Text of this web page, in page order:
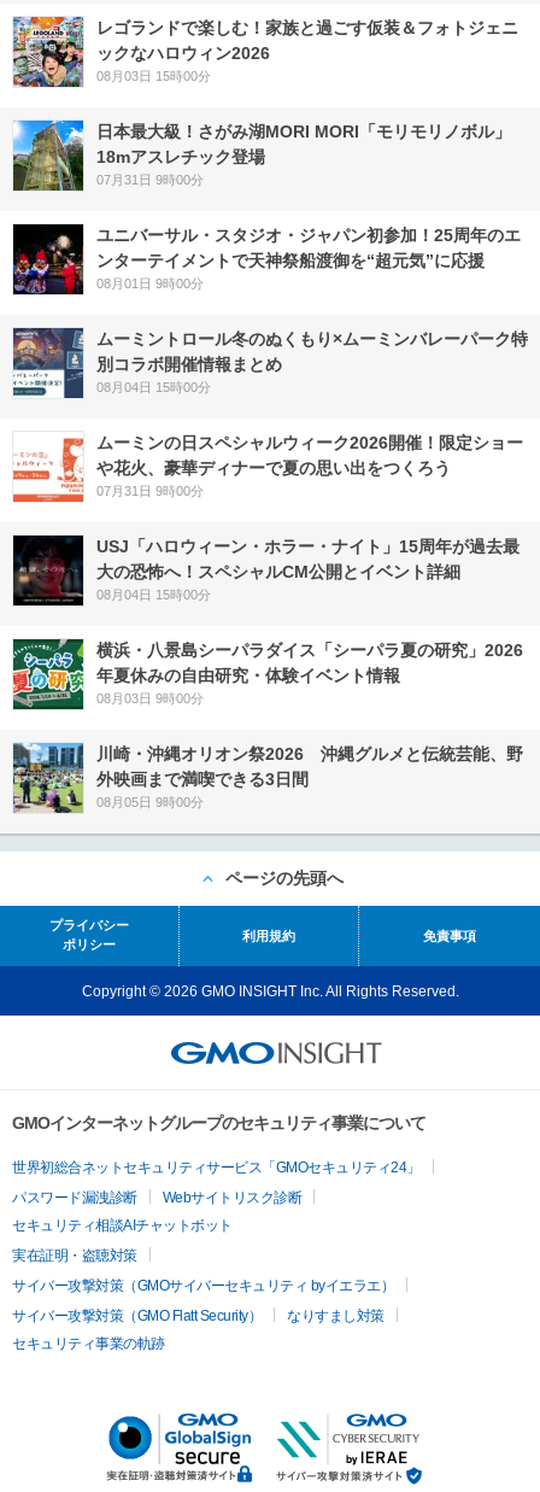
レゴランドで楽しむ！家族と過ごす仮装＆フォトジェニ
ックなハロウィン2026
08月03日 15時00分
日本最大級！さがみ湖MORI MORI「モリモリノボル」
18mアスレチック登場
07月31日 9時00分
ユニバーサル・スタジオ・ジャパン初参加！25周年のエ
ンターテイメントで天神祭船渡御を“超元気”に応援
08月01日 9時00分
ムーミントロール冬のぬくもり×ムーミンバレーパーク特
別コラボ開催情報まとめ
08月04日 15時00分
ムーミンの日スペシャルウィーク2026開催！限定ショー
や花火、豪華ディナーで夏の思い出をつくろう
07月31日 9時00分
USJ「ハロウィーン・ホラー・ナイト」15周年が過去最
大の恐怖へ！スペシャルCM公開とイベント詳細
08月04日 15時00分
横浜・八景島シーパラダイス「シーパラ夏の研究」2026
年夏休みの自由研究・体験イベント情報
08月03日 9時00分
川崎・沖縄オリオン祭2026 沖縄グルメと伝統芸能、野
外映画まで満喫できる3日間
08月05日 9時00分
ページの先頭へ
プライバシー
ポリシー
利用規約 免責事項
Copyright © 2026 GMO INSIGHT Inc. All Rights Reserved.
GMOインターネットグループのセキュリティ事業について
世界初総合ネットセキュリティサービス「GMOセキュリティ24」
パスワード漏洩診断
Webサイトリスク診断
セキュリティ相談AIチャットボット
実在証明・盗聴対策
サイバー攻撃対策（GMOサイバーセキュリティ byイエラエ）
サイバー攻撃対策（GMO Flatt Security）
なりすまし対策
セキュリティ事業の軌跡